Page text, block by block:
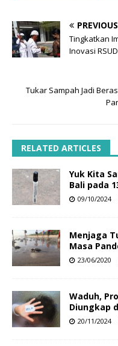
PREVIOUS
Tingkatkan
Inovasi
Tukar Sampah Jadi
RELATED ARTICLES
Yuk Kita
Bali pada
09/10/2024
Menjaga
Masa
23/06/2020
Waduh,
Diungkap
20/11/2024